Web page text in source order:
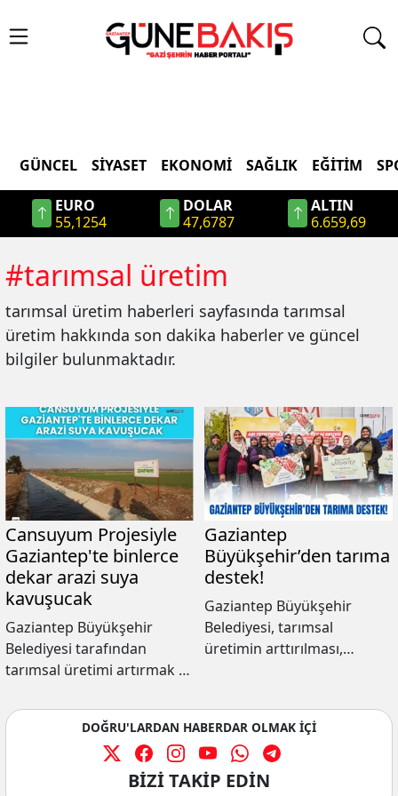
GÜNCEL SIYASET EKONOMI SAĞLIK EĞITIM
EURO
55,1254
DOLAR
47,6787
ALTIN
6.659,69
#tarımsal üretim
tarımsal üretim haberleri sayfasında tarımsal
üretim hakkında son dakika haberler ve güncel
bilgiler bulunmaktadır.
Cansuyum Projesiyle
Gaziantep'te binlerce
dekar arazi suya
kavuşucak
Gaziantep Büyükşehir
Belediyesi tarafından
tarımsal üretimi artırmak ve
verimli kullanılmasını
sağlamak amacıyla hayata
geçirilen Cansuyum Projesi
kapsamında sulama
Gaziantep
Büyükşehir’den tarıma
destek!
Gaziantep Büyükşehir
Belediyesi, tarımsal
üretimin arttırılması,
maddi olarak refaha
kavuşması amacıyla yaptığı
desteklerini ihtiyaçları
karşılayacak şekilde devam
DOĞRU'LARDAN HABERDAR OLMAK İÇİ
BİZİ TAKİP EDİN